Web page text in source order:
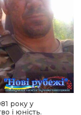
року у
і юність.